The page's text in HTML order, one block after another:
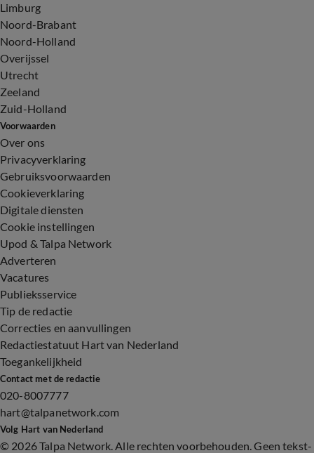
Limburg
Noord-Brabant
Noord-Holland
Overijssel
Utrecht
Zeeland
Zuid-Holland
Voorwaarden
Over ons
Privacyverklaring
Gebruiksvoorwaarden
Cookieverklaring
Digitale diensten
Cookie instellingen
Upod & Talpa Network
Adverteren
Vacatures
Publieksservice
Tip de redactie
Correcties en aanvullingen
Redactiestatuut Hart van Nederland
Toegankelijkheid
Contact met de redactie
020-8007777
hart@talpanetwork.com
Volg Hart van Nederland
© 2026 Talpa Network. Alle rechten voorbehouden. Geen tekst-